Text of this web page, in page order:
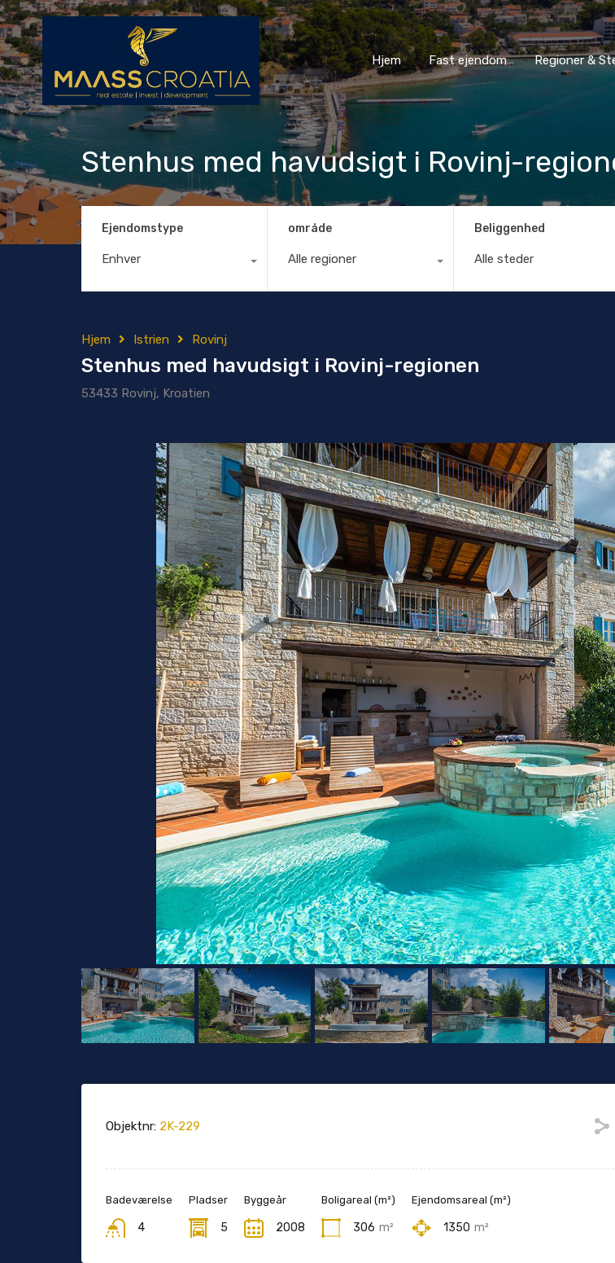
Hjem Fast ejendom Regioner
Hjem Fast ejendom Regioner &
Stenhus med havudsigt i Rovinj-
Ejendomstype
Enhver
område
Alle regioner
Beliggenhed
Alle steder
Hjem Istrien Rovinj
Stenhus med havudsigt i Rovinj-regionen
53433 Rovinj, Kroatien
Objektnr: 2K-229
Badeværelse
4
Pladser
5
Byggeår
2008
Boligareal (m²)
306 m²
Ejendomsareal (m²)
1350 m²